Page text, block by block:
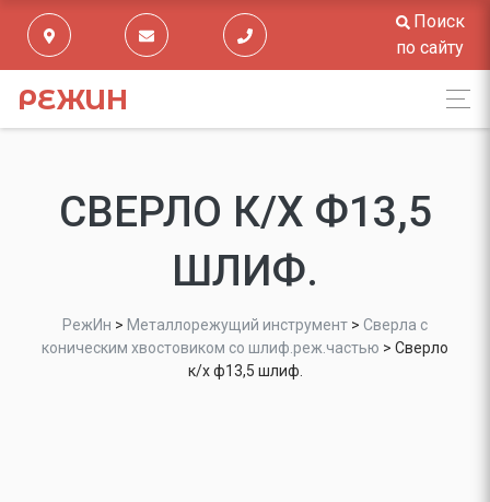
Поиск
по сайту
РЕЖИН
СВЕРЛО К/Х Ф13,5
ШЛИФ.
РежИн > Металлорежущий инструмент > Сверла с
коническим хвостовиком со шлиф.реж.частью > Сверло
к/х ф13,5 шлиф.